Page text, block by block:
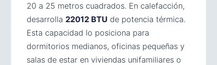
20 a 25 metros cuadrados. En calefacción,
desarrolla 22012 BTU de potencia térmica.
Esta capacidad lo posiciona para
dormitorios medianos, oficinas pequeñas y
salas de estar en viviendas unifamiliares o